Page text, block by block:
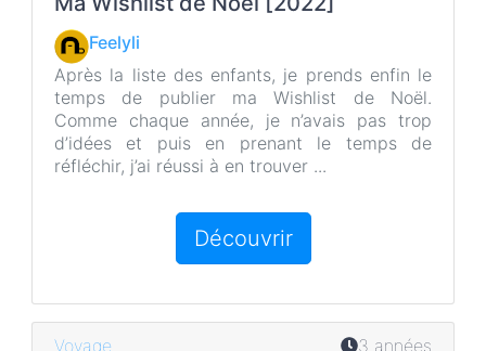
o
o
k
e
Feelyli
Après la liste des enfants, je prends enfin le
temps de publier ma Wishlist de Noël.
Comme chaque année, je n’avais pas trop
d’idées et puis en prenant le temps de
réfléchir, j’ai réussi à en trouver ...
Découvrir
Voyage 3 années